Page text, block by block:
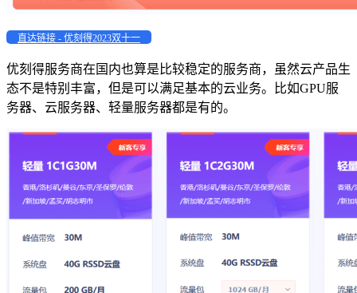
直达链接 - 优刻得2023双十一
优刻得服务商在国内也算是比较稳定的服务商，虽然云产品生
态不是特别丰富，但是可以满足基本的云业务。比如GPU服
务器、云服务器、轻量服务器都是有的。